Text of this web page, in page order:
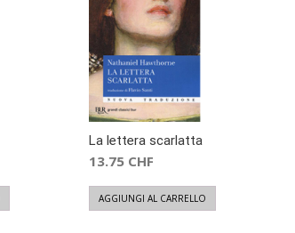
La lettera scarlatta
13.75 CHF
AGGIUNGI AL CARRELLO